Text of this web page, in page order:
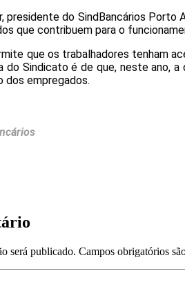
presidente do SindBancários Porto
que contribuem para o
que os trabalhadores tenham
do Sindicato é de que, neste ano,
empregados.
será publicado. Campos obrigatórios